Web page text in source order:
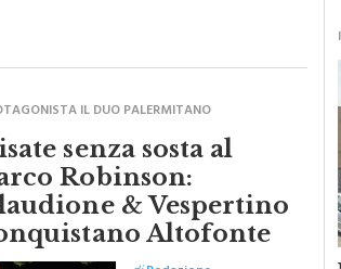
senza sosta al
Robinson:
& Vespertino
Altofonte